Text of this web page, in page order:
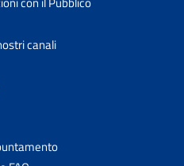
canali